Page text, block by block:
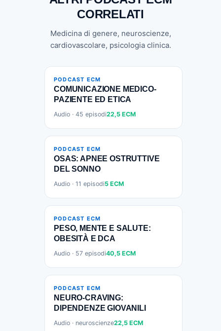
CORRELATI
Medicina di genere, neuroscienze,
cardiovascolare, psicologia clinica.
PODCAST ECM
COMUNICAZIONE MEDICO-
PAZIENTE ED ETICA
Audio · 45 episodi22,5 ECM
PODCAST ECM
OSAS: APNEE OSTRUTTIVE
DEL SONNO
Audio · 11 episodi5 ECM
PODCAST ECM
PESO, MENTE E SALUTE:
OBESITÀ E DCA
Audio · 57 episodi40,5 ECM
PODCAST ECM
NEURO-CRAVING:
DIPENDENZE GIOVANILI
Audio · neuroscienze22,5 ECM